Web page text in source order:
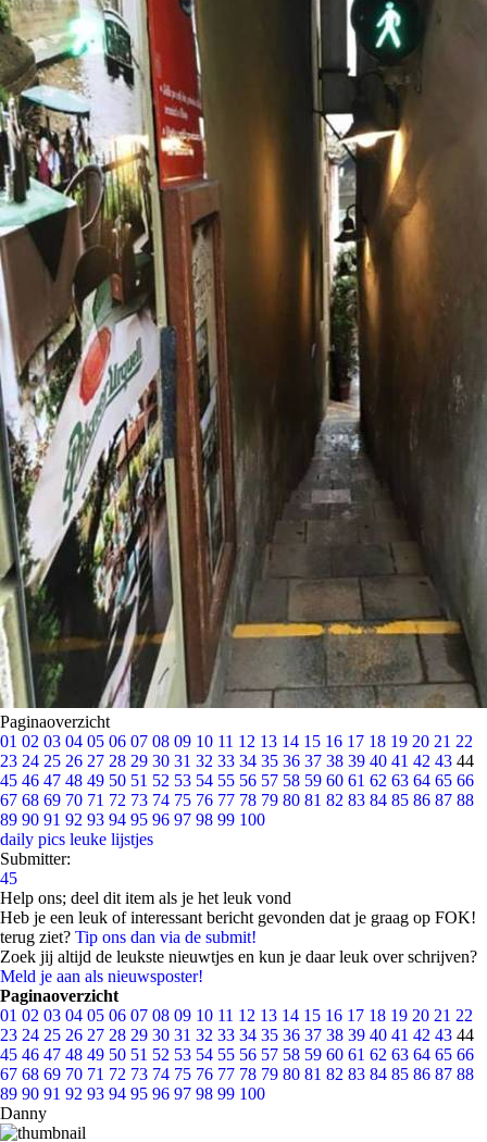
Paginaoverzicht
01 02 03 04 05 06 07 08 09 10 11 12 13 14 15 16 17 18 19 20 21 22
23 24 25 26 27 28 29 30 31 32 33 34 35 36 37 38 39 40 41 42 43 44
45 46 47 48 49 50 51 52 53 54 55 56 57 58 59 60 61 62 63 64 65 66
67 68 69 70 71 72 73 74 75 76 77 78 79 80 81 82 83 84 85 86 87 88
89 90 91 92 93 94 95 96 97 98 99 100
daily pics leuke lijstjes
Submitter:
45
Help ons; deel dit item als je het leuk vond
Heb je een leuk of interessant bericht gevonden dat je graag op FOK!
terug ziet? Tip ons dan via de submit!
Zoek jij altijd de leukste nieuwtjes en kun je daar leuk over schrijven?
Meld je aan als nieuwsposter!
Paginaoverzicht
01 02 03 04 05 06 07 08 09 10 11 12 13 14 15 16 17 18 19 20 21 22
23 24 25 26 27 28 29 30 31 32 33 34 35 36 37 38 39 40 41 42 43 44
45 46 47 48 49 50 51 52 53 54 55 56 57 58 59 60 61 62 63 64 65 66
67 68 69 70 71 72 73 74 75 76 77 78 79 80 81 82 83 84 85 86 87 88
89 90 91 92 93 94 95 96 97 98 99 100
Danny